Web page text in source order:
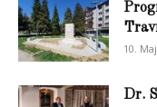
10.
Dr.